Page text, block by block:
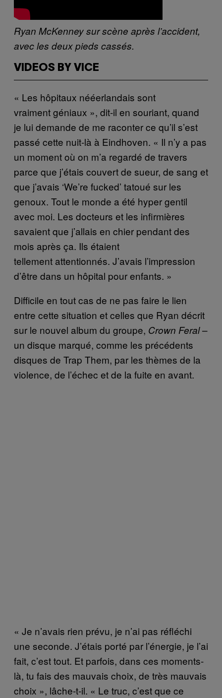
Ryan McKenney sur scène après l’accident,
avec les deux pieds cassés.
VIDEOS BY VICE
« Les hôpitaux nééerlandais sont
vraiment géniaux », dit-il en souriant, quand
je lui demande de me raconter ce qu’il s’est
passé cette nuit-là à Eindhoven. « Il n’y a pas
un moment où on m’a regardé de travers
parce que j’étais couvert de sueur, de sang et
que j’avais ‘We’re fucked’ tatoué sur les
genoux. Tout le monde a été hyper gentil
avec moi. Les docteurs et les infirmières
savaient que j’allais en chier pendant des
mois après ça. Ils étaient
tellement attentionnés. J’avais l’impression
d’être dans un hôpital pour enfants. »
Difficile en tout cas de ne pas faire le lien
entre cette situation et celles que Ryan décrit
sur le nouvel album du groupe, Crown Feral–
un disque marqué, comme les précédents
disques de Trap Them, par les thèmes de la
violence, de l’échec et de la fuite en avant.
« Je n’avais rien prévu, je n’ai pas réfléchi
une seconde. J’étais porté par l’énergie, je l’ai
fait, c’est tout. Et parfois, dans ces moments-
là, tu fais des mauvais choix, de très mauvais
choix », lâche-t-il. « Le truc, c’est que ce